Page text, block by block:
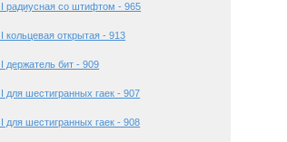
радиусная со штифтом - 965
кольцевая открытая - 913
держатель бит - 909
для шестигранных гаек - 907
для шестигранных гаек - 908